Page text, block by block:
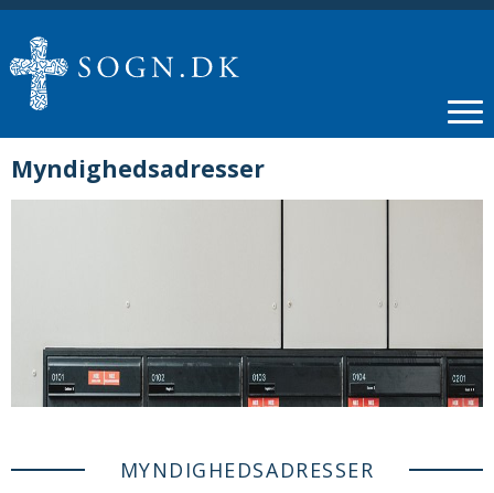
Myndighedsadresser
MYNDIGHEDSADRESSER